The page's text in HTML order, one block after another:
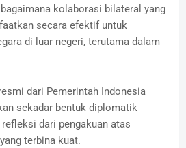
kolaborasi bilateral yang
secara efektif untuk
di luar negeri, terutama dalam
dari Pemerintah Indonesia
sekadar bentuk diplomatik
dari pengakuan atas
terbina kuat.